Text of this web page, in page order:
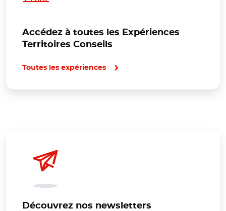
Accédez à toutes les Expériences
Territoires Conseils
Toutes les expériences
Découvrez nos newsletters